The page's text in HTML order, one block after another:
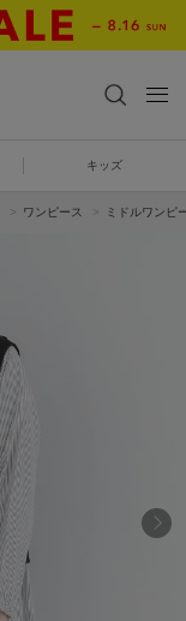
キッズ
ワンピース ミドルワンピ